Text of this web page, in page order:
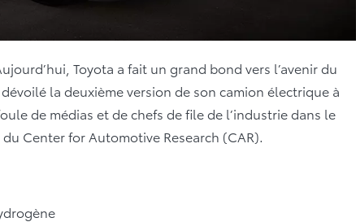
Toyota a fait un grand bond vers l’avenir du
la deuxième version de son camion électrique à
de médias et de chefs de file de l’industrie dans le
Center for Automotive Research (CAR).